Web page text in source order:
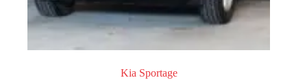
Kia Sportage